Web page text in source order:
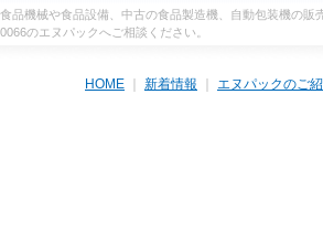
食品機械や食品設備、中古の食品製造機、自動包装機の
0066のエヌパックへご相談ください。
HOME 新着情報 エヌパックのご